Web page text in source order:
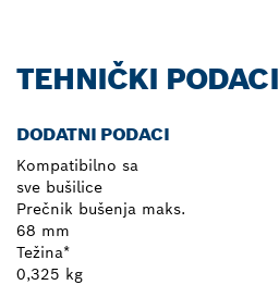
TEHNIČKI PODACI
DODATNI PODACI
Kompatibilno sa
sve bušilice
Prečnik bušenja maks.
68 mm
Težina*
0,325 kg